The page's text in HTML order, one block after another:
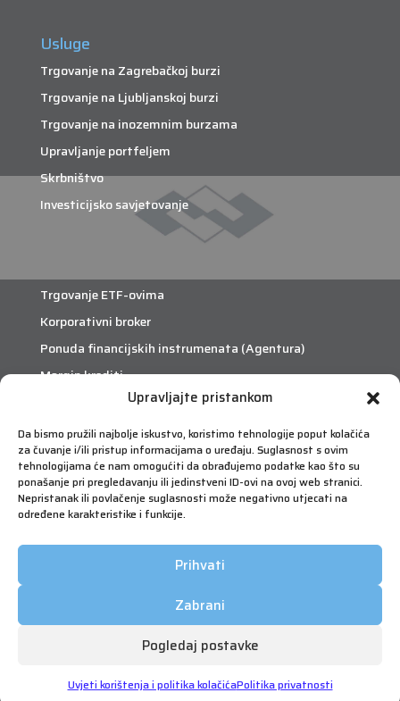
Upravljajte pristankom
Da bismo pružili najbolje iskustvo, koristimo tehnologije poput kolačića
za čuvanje i/ili pristup informacijama o uređaju. Suglasnost s ovim
tehnologijama će nam omogućiti da obrađujemo podatke kao što su
ponašanje pri pregledavanju ili jedinstveni ID-ovi na ovoj web stranici.
Nepristanak ili povlačenje suglasnosti može negativno utjecati na
određene karakteristike i funkcije.
Prihvati
Zabrani
Pogledaj postavke
Uvjeti korištenja i politika kolačićaPolitika privatnosti
Usluge
Trgovanje na Zagrebačkoj burzi
Trgovanje na Ljubljanskoj burzi
Trgovanje na inozemnim burzama
Upravljanje portfeljem
Skrbništvo
Investicijsko savjetovanje
Trgovanje ETF-ovima
Korporativni broker
Ponuda financijskih instrumenata (Agentura)
Margin krediti
eTrade
Što je eTrade?
eTrade
pridržana | Korištenje će biti nadzirano | Web by Qmini